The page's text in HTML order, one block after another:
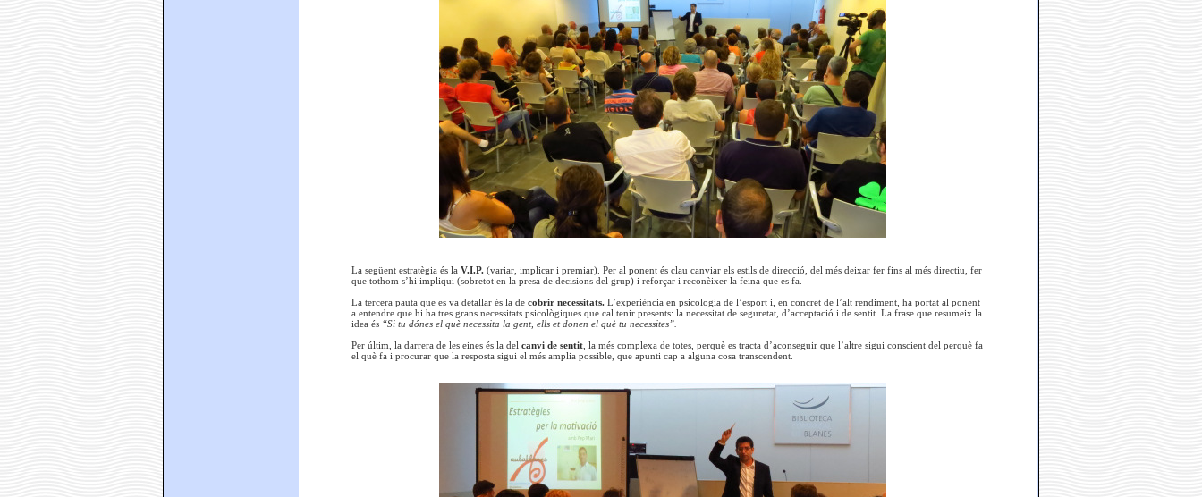
La següent estratègia és laV.I.P. (variar, implicar i premiar). Per al ponent és clau canviar els estils de direcció, del més deixar fer fins al més directiu, fer
que tothom s’hi impliqui (sobretot en la presa de decisions del grup) i reforçar i reconèixer la feina que es fa.
La tercera pauta que es va detallar és la decobrir necessitats.L’experiència en psicologia de l’esport i, en concret de l’alt rendiment, ha portat al ponent
a entendre que hi ha tres grans necessitats psicològiques que cal tenir presents: la necessitat de seguretat, d’acceptació i de sentit. La frase que resumeix la
idea és “Si tu dónes el què necessita la gent, ells et donen el què tu necessites”.
Per últim, la darrera de les eines és la delcanvi de sentit , la més complexa de totes, perquè es tracta d’aconseguir que l’altre sigui conscient del perquè fa
el què fa i procurar que la resposta sigui el més amplia possible, que apunti cap a alguna cosa transcendent.